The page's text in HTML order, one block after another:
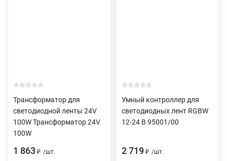
Трансформатор для
светодиодной ленты 24V
100W Трансформатор 24V
100W
1 863 ₽ /шт.
Умный контроллер для
светодиодных лент RGBW
12-24 В 95001/00
2 719 ₽ /шт.